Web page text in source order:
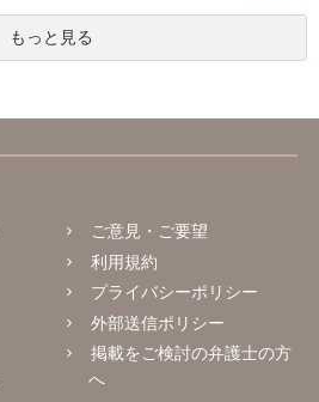
もっと見る
ご意見・ご要望
利用規約
プライバシーポリシー
外部送信ポリシー
掲載をご検討の弁護士の方
へ